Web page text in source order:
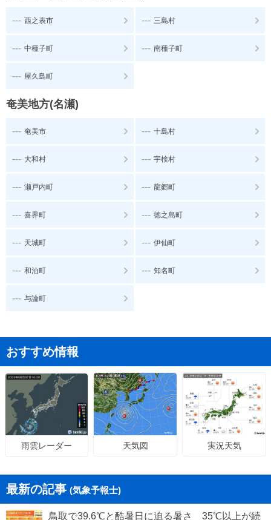
--- 西之表市 --- 三島村
--- 中種子町 --- 南種子町
--- 屋久島町
奄美地方(名瀬)
--- 奄美市 --- 十島村
--- 大和村 --- 宇検村
--- 瀬戸内町 --- 龍郷町
--- 喜界町 --- 徳之島町
--- 天城町 --- 伊仙町
--- 和泊町 --- 知名町
--- 与論町
おすすめ情報
雨雲レーダー 天気図 実況天気
最新の記事 (気象予報士)
鳥取で39.6℃と酷暑日に迫る暑さ 35℃以上が続